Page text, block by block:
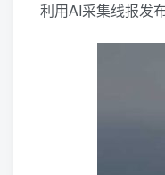
利用AI采集线报发